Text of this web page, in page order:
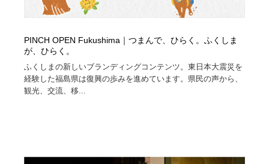
PINCH OPEN Fukushima｜つまんで、ひらく。ふくしま
が、ひらく。
ふくしまの新しいブランディングコンテンツ。東日本大震災を
経験した福島県は復興の歩みを進めています。県民の声から、
観光、交流、移...